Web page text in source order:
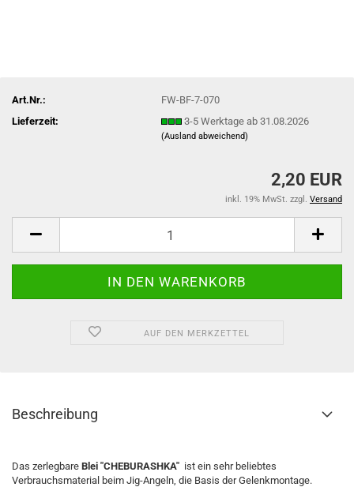
Art.Nr.:
FW-BF-7-070
Lieferzeit:
3-5 Werktage ab 31.08.2026
(Ausland abweichend)
2,20 EUR
inkl. 19% MwSt. zzgl. Versand
AUF DEN MERKZETTEL
Beschreibung
Das zerlegbare Blei "CHEBURASHKA" ist ein sehr beliebtes
Verbrauchsmaterial beim Jig-Angeln, die Basis der Gelenkmontage.